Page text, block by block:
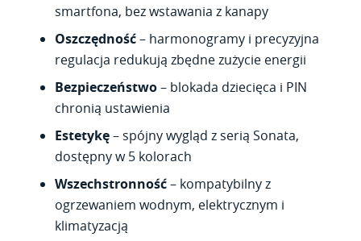
smartfona, bez wstawania z kanapy
Oszczędność– harmonogramy i precyzyjna
regulacja redukują zbędne zużycie energii
Bezpieczeństwo– blokada dziecięca i PIN
chronią ustawienia
Estetykę– spójny wygląd z serią Sonata,
dostępny w 5 kolorach
Wszechstronność– kompatybilny z
ogrzewaniem wodnym, elektrycznym i
klimatyzacją